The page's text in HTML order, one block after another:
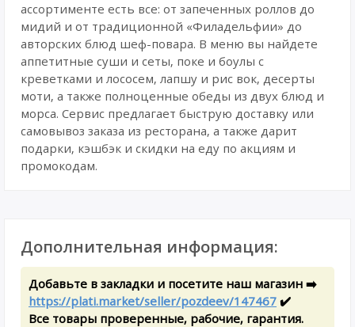
ассортименте есть все: от запеченных роллов до
мидий и от традиционной «Филадельфии» до
авторских блюд шеф-повара. В меню вы найдете
аппетитные суши и сеты, поке и боулы с
креветками и лососем, лапшу и рис вок, десерты
моти, а также полноценные обеды из двух блюд и
морса. Сервис предлагает быструю доставку или
самовывоз заказа из ресторана, а также дарит
подарки, кэшбэк и скидки на еду по акциям и
промокодам.
Дополнительная информация:
Добавьте в закладки и посетите наш магазин ➡️
https://plati.market/seller/pozdeev/147467 ✔️
Все товары проверенные, рабочие, гарантия.